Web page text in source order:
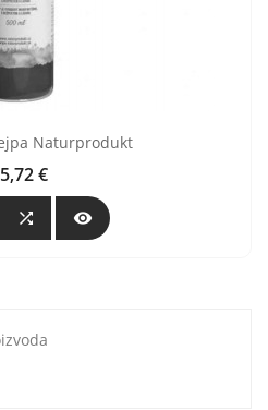
Naturprodukt
Cijena
5,72 €
 